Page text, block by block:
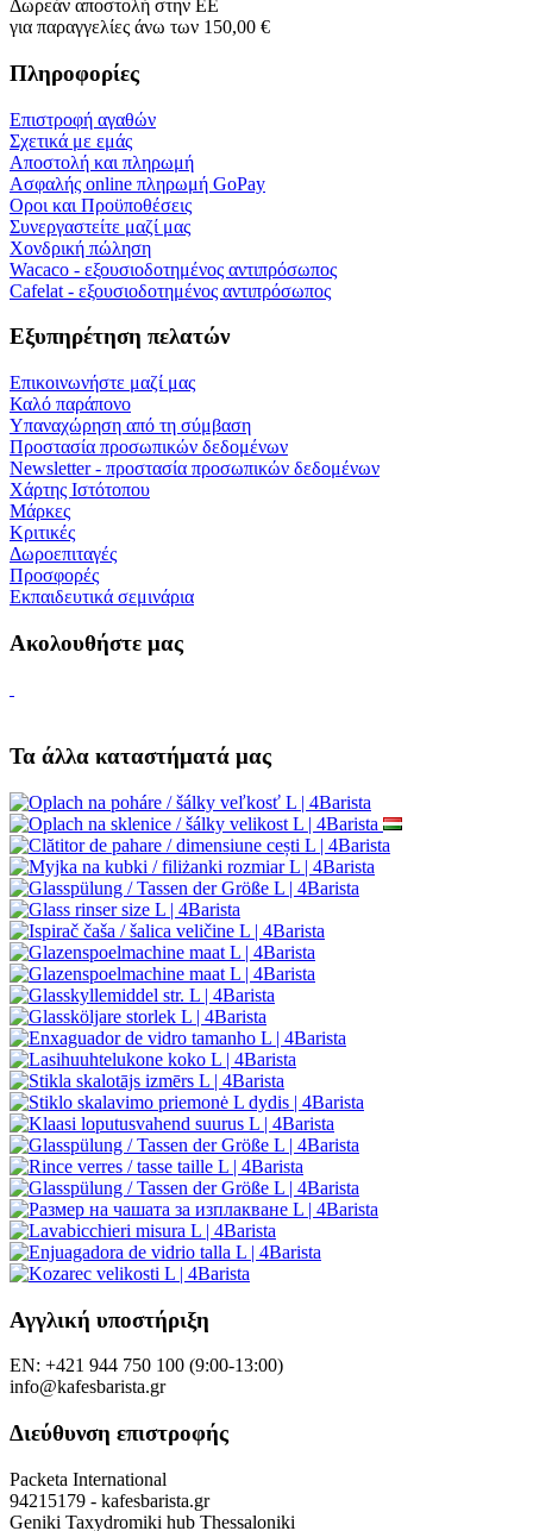
Δωρεάν αποστολή στην ΕΕ
για παραγγελίες άνω των 150,00 €
Πληροφορίες
Επιστροφή αγαθών
Σχετικά με εμάς
Αποστολή και πληρωμή
Ασφαλής online πληρωμή GoPay
Οροι και Προϋποθέσεις
Συνεργαστείτε μαζί μας
Χονδρική πώληση
Wacaco - εξουσιοδοτημένος αντιπρόσωπος
Cafelat - εξουσιοδοτημένος αντιπρόσωπος
Εξυπηρέτηση πελατών
Επικοινωνήστε μαζί μας
Καλό παράπονο
Υπαναχώρηση από τη σύμβαση
Προστασία προσωπικών δεδομένων
Newsletter - προστασία προσωπικών δεδομένων
Χάρτης Ιστότοπου
Μάρκες
Κριτικές
Δωροεπιταγές
Προσφορές
Εκπαιδευτικά σεμινάρια
Ακολουθήστε μας
Τα άλλα καταστήματά μας
Αγγλική υποστήριξη
EN: +421 944 750 100 (9:00-13:00)
info@kafesbarista.gr
Διεύθυνση επιστροφής
Packeta International
94215179 - kafesbarista.gr
Geniki Taxydromiki hub Thessaloniki